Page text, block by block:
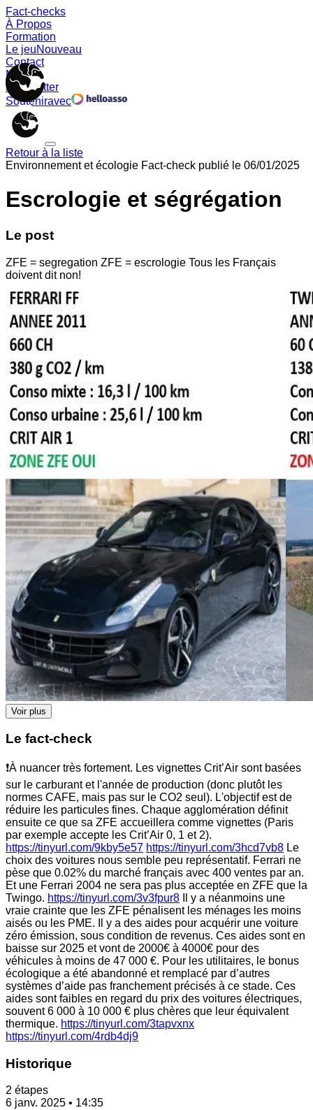
Fact-checks
À Propos
Formation
Le jeuNouveau
Contact
Memes
Newsletter
Souteniravec
Retour à la liste
Environnement et écologie Fact-check publié le 06/01/2025
Escrologie et ségrégation
Le post
ZFE = segregation ZFE = escrologie Tous les Français
doivent dit non!
Voir plus
Le fact-check
❗À nuancer très fortement. Les vignettes Crit’Air sont basées
sur le carburant et l'année de production (donc plutôt les
normes CAFE, mais pas sur le CO2 seul). L'objectif est de
réduire les particules fines. Chaque agglomération définit
ensuite ce que sa ZFE accueillera comme vignettes (Paris
par exemple accepte les Crit’Air 0, 1 et 2).
https://tinyurl.com/9kby5e57 https://tinyurl.com/3hcd7vb8 Le
choix des voitures nous semble peu représentatif. Ferrari ne
pèse que 0.02% du marché français avec 400 ventes par an.
Et une Ferrari 2004 ne sera pas plus acceptée en ZFE que la
Twingo. https://tinyurl.com/3v3fpur8 Il y a néanmoins une
vraie crainte que les ZFE pénalisent les ménages les moins
aisés ou les PME. Il y a des aides pour acquérir une voiture
zéro émission, sous condition de revenus. Ces aides sont en
baisse sur 2025 et vont de 2000€ à 4000€ pour des
véhicules à moins de 47 000 €. Pour les utilitaires, le bonus
écologique a été abandonné et remplacé par d’autres
systèmes d’aide pas franchement précisés à ce stade. Ces
aides sont faibles en regard du prix des voitures électriques,
souvent 6 000 à 10 000 € plus chères que leur équivalent
thermique. https://tinyurl.com/3tapvxnx
https://tinyurl.com/4rdb4dj9
Historique
2 étapes
6 janv. 2025 • 14:35